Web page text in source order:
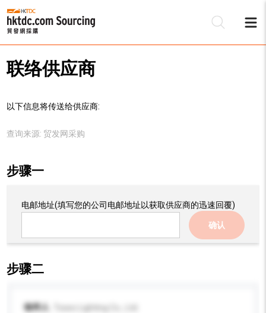
联络供应商
以下信息将传送给供应商:
查询来源: 贸发网采购
步骤一
电邮地址(填写您的公司电邮地址以获取供应商的迅速回覆)
确认
步骤二
收件人